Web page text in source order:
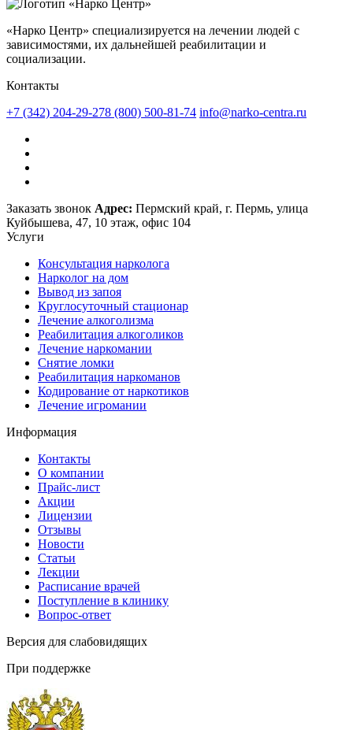
«Нарко Центр» специализируется на лечении людей с
зависимостями, их дальнейшей реабилитации и
социализации.
Контакты
+7 (342) 204-29-278 (800) 500-81-74 info@narko-centra.ru
Заказать звонок Адрес: Пермский край, г. Пермь, улица
Куйбышева, 47, 10 этаж, офис 104
Услуги
Консультация нарколога
Нарколог на дом
Вывод из запоя
Круглосуточный стационар
Лечение алкоголизма
Реабилитация алкоголиков
Лечение наркомании
Снятие ломки
Реабилитация наркоманов
Кодирование от наркотиков
Лечение игромании
Информация
Контакты
О компании
Прайс-лист
Акции
Лицензии
Отзывы
Новости
Статьи
Лекции
Расписание врачей
Поступление в клинику
Вопрос-ответ
Версия для слабовидящих
При поддержке